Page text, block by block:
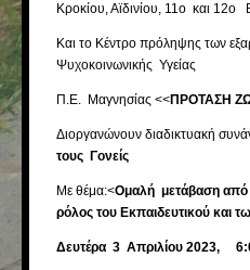
Κροκίου, Αϊδινίου, 11ο και 12ο
Και το Κέντρο πρόληψης των
Ψυχοκοινωνικής Υγείας
Π.Ε. Μαγνησίας <<ΠΡΟΤΑΣΗ
Διοργανώνουν διαδικτυακή
τους Γονείς
Με θέμα:<Ομαλή μετάβαση από
ρόλος του Εκπαιδευτικού και
Δευτέρα 3 Απριλίου 2023,